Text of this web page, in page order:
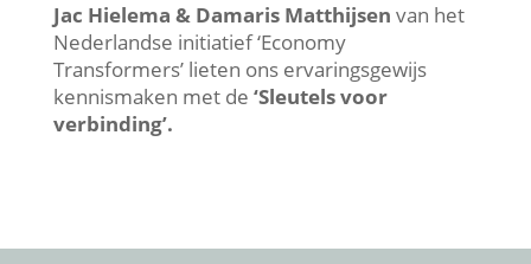
Jac Hielema & Damaris Matthijsen van het
Nederlandse initiatief ‘Economy
Transformers’ lieten ons ervaringsgewijs
kennismaken met de ‘Sleutels voor
verbinding’.